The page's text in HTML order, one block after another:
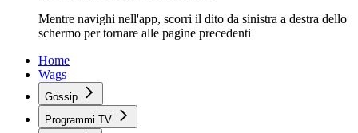
Mentre navighi nell'app, scorri il dito da sinistra a destra dello
schermo per tornare alle pagine precedenti
Home
Wags
Gossip
Programmi TV